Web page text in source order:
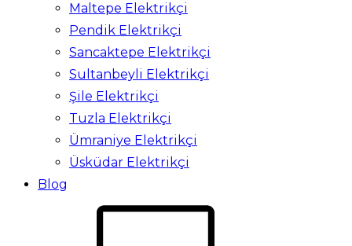
Maltepe Elektrikçi
Pendik Elektrikçi
Sancaktepe Elektrikçi
Sultanbeyli Elektrikçi
Şile Elektrikçi
Tuzla Elektrikçi
Ümraniye Elektrikçi
Üsküdar Elektrikçi
Blog